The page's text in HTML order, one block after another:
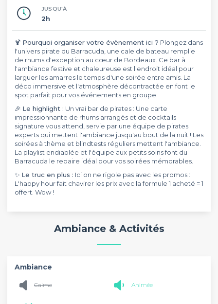
JUSQU'À
2h
🍹 Pourquoi organiser votre évènement ici ? Plongez dans
l'univers pirate du Barracuda, une cale de bateau remplie
de rhums d'exception au cœur de Bordeaux. Ce bar à
l'ambiance festive et chaleureuse est l'endroit idéal pour
larguer les amarres le temps d'une soirée entre amis. La
déco immersive et l'atmosphère décontractée en font le
spot parfait pour vos événements en groupe.
🎉 Le highlight : Un vrai bar de pirates : Une carte
impressionnante de rhums arrangés et de cocktails
signature vous attend, servie par une équipe de pirates
experts qui mettent l'ambiance jusqu'au bout de la nuit ! Les
soirées à thème et blindtests réguliers mettent l'ambiance.
La playlist endiablée et l'équipe aux petits soins font du
Barracuda le repaire idéal pour vos soirées mémorables.
✨ Le truc en plus : Ici on ne rigole pas avec les promos :
L'happy hour fait chavirer les prix avec la formule 1 acheté = 1
offert. Wow !
Ambiance & Activités
Ambiance
Calme Animée